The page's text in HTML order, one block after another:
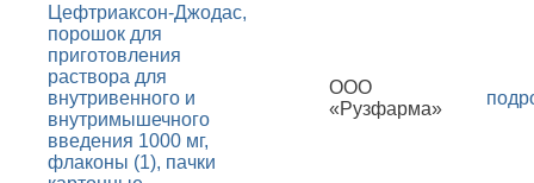
Цефтриаксон-Джодас,
порошок для
приготовления
раствора для
внутривенного и
внутримышечного
введения 1000 мг,
флаконы (1), пачки
ООО
«Рузфарма»